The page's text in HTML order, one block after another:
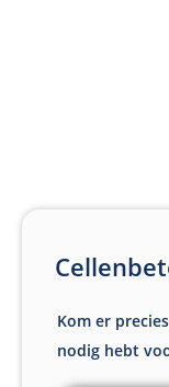
Kom er
nodig hebt